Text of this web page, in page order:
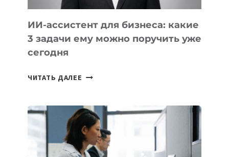
ИИ-ассистент для бизнеса: какие
3 задачи ему можно поручить уже
сегодня
ЧИТАТЬ ДАЛЕЕ ИИ-
БИЗНЕСА:
КАКИЕ
3
ЗАДАЧИ